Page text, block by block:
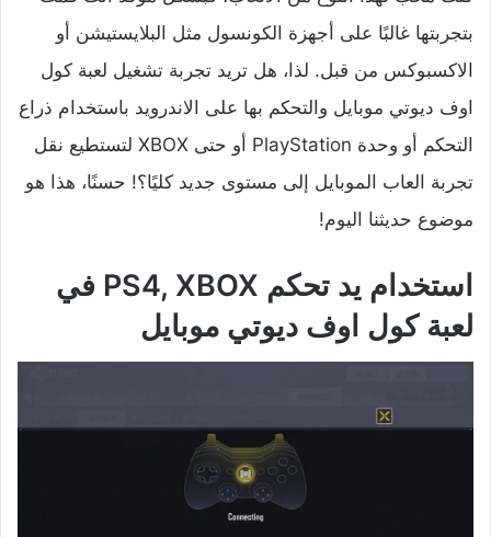
بتجربتها غالبًا على أجهزة الكونسول مثل البلايستيشن أو
الاكسبوكس من قبل. لذا، هل تريد تجربة تشغيل لعبة كول
اوف ديوتي موبايل والتحكم بها على الاندرويد باستخدام ذراع
التحكم أو وحدة PlayStation أو حتى XBOX لتستطيع نقل
تجربة العاب الموبايل إلى مستوى جديد كليًا؟! حسنًا، هذا هو
موضوع حديثنا اليوم!
استخدام يد تحكم PS4, XBOX في
لعبة كول اوف ديوتي موبايل